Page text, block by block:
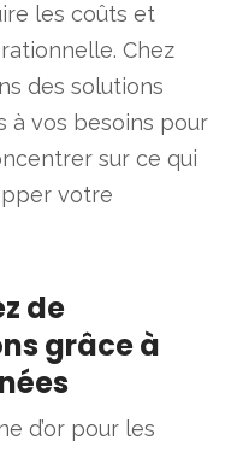
les coûts et
Chez
des solutions
à vos besoins pour
sur ce qui
votre
de
grâce à
d’or pour les